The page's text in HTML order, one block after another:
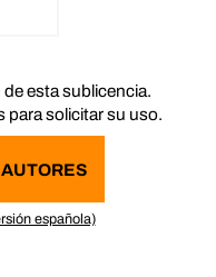
esta sublicencia.
para solicitar su uso.
española)